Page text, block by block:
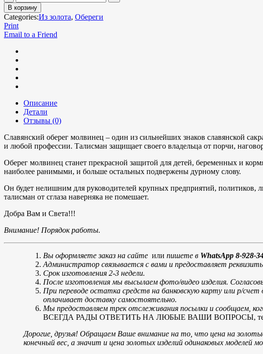
В корзину
Categories:Из золота, Обереги
Print
Email to a Friend
Описание
Детали
Отзывы (0)
Славянский оберег молвинец – один из сильнейших знаков славянской
и любой профессии. Талисман защищает своего владельца от порчи,
Оберег молвинец станет прекрасной защитой для детей, беременных и
наиболее ранимыми, и больше остальных подвержены дурному слову.
Он будет нелишним для руководителей крупных предприятий, политиков,
талисман от сглаза наверняка не помешает.
Добра Вам и Света!!!
Внимание! Порядок работы.
Вы оформляете заказ на сайте или пишете в WhatsApp 8-928-
Администратор связывается с вами и предоставляет
Срок изготовления 2-3 недели.
После изготовления мы высылаем фото/видео изделия.
При переводе остатка средств на банковскую карту или р/
оплачивает доставку самостоятельно.
Мы предоставляем трек отслеживания посылки и сообщаем,
ВСЕГДА РАДЫ ОТВЕТИТЬ НА ЛЮБЫЕ ВАШИ ВОПРОСЫ, тел.
Дорогие, друзья! Обращаем Ваше внимание на то, что цена на
конечный вес, а значит и цена золотых изделий одинаковых